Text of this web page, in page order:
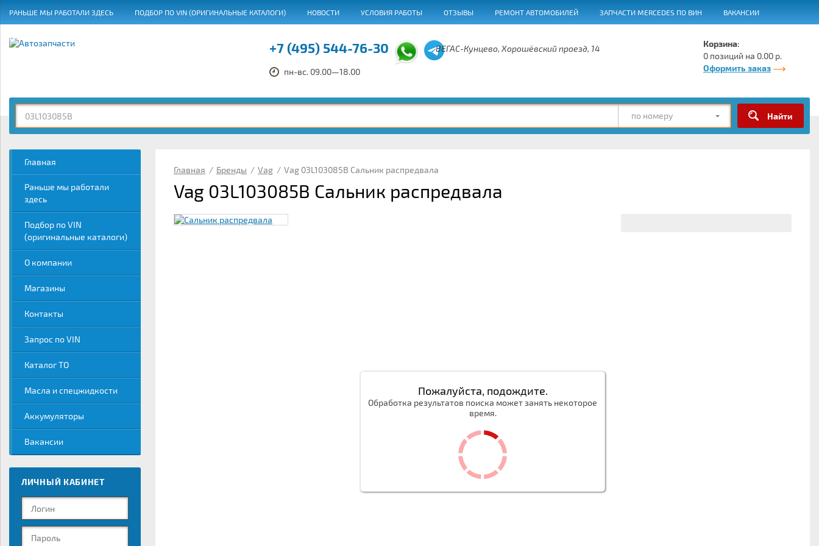
РАНЬШЕ МЫ РАБОТАЛИ ЗДЕСЬ ПОДБОР ПО VIN (ОРИГИНАЛЬНЫЕ КАТАЛОГИ) НОВОСТИ УСЛОВИЯ РАБОТЫ ОТЗЫВЫ РЕМОНТ АВТОМОБИЛЕЙ ЗАПЧАСТИ MERCEDES ПО ВИН ВАКАНСИИ
ГРАФИК РАБОТЫ
+7 (495) 544-76-30
пн-вс. 09.00—18.00
ВЕГАС-Кунцево, Хорошёвский проезд, 14
Корзина:
0 позиций на 0.00 р.
Оформить заказ
по номеру
Главная / Бренды / Vag / Vag 03L103085B Сальник распредвала
Vag 03L103085B Сальник распредвала
Пожалуйста, подождите.
Обработка результатов поиска может занять некоторое
время.
Главная
Раньше мы работали
здесь
Подбор по VIN
(оригинальные каталоги)
О компании
Магазины
Контакты
Запрос по VIN
Каталог ТО
Масла и спецжидкости
Аккумуляторы
Вакансии
ЛИЧНЫЙ КАБИНЕТ